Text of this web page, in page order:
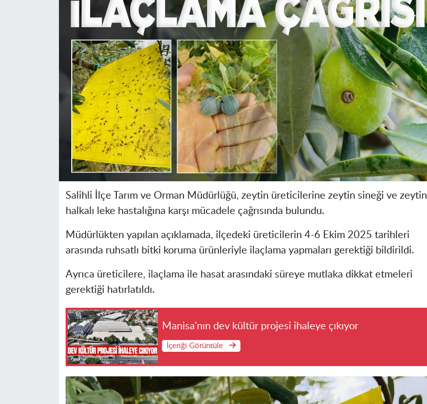
Salihli İlçe Tarım ve Orman Müdürlüğü, zeytin üreticilerine zeytin sineği ve zeytin
halkalı leke hastalığına karşı mücadele çağrısında bulundu.
Müdürlükten yapılan açıklamada, ilçedeki üreticilerin 4-6 Ekim 2025 tarihleri
arasında ruhsatlı bitki koruma ürünleriyle ilaçlama yapmaları gerektiği bildirildi.
Ayrıca üreticilere, ilaçlama ile hasat arasındaki süreye mutlaka dikkat etmeleri
gerektiği hatırlatıldı.
Manisa'nın dev kültür projesi ihaleye çıkıyor
İçeriği Görüntüle